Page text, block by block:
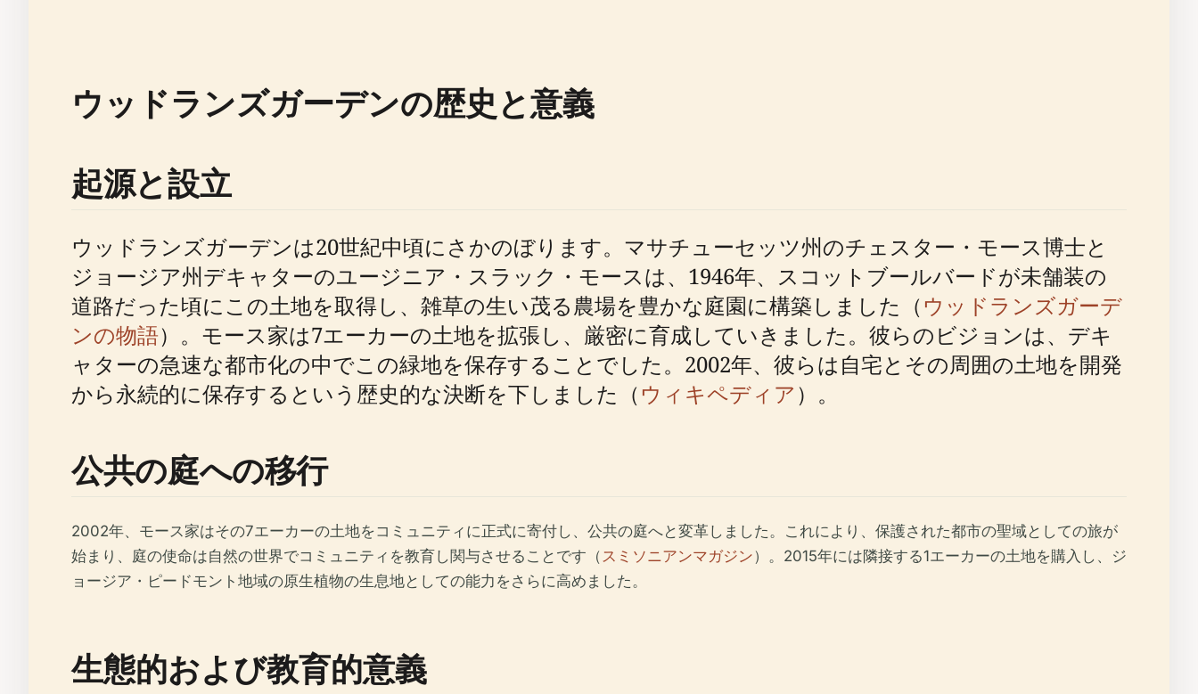
ウッドランズガーデンの歴史と意義
起源と設立
ウッドランズガーデンは20世紀中頃にさかのぼります。マサチューセッツ州のチェスター・モース博士と
ジョージア州デキャターのユージニア・スラック・モースは、1946年、スコットブールバードが未舗装の
道路だった頃にこの土地を取得し、雑草の生い茂る農場を豊かな庭園に構築しました（ウッドランズガーデ
ンの物語）。モース家は7エーカーの土地を拡張し、厳密に育成していきました。彼らのビジョンは、デキ
ャターの急速な都市化の中でこの緑地を保存することでした。2002年、彼らは自宅とその周囲の土地を開発
から永続的に保存するという歴史的な決断を下しました（ウィキペディア）。
公共の庭への移行
2002年、モース家はその7エーカーの土地をコミュニティに正式に寄付し、公共の庭へと変革しました。これにより、保護された都市の聖域としての旅が
始まり、庭の使命は自然の世界でコミュニティを教育し関与させることです（スミソニアンマガジン）。2015年には隣接する1エーカーの土地を購入し、ジ
ョージア・ピードモント地域の原生植物の生息地としての能力をさらに高めました。
生態的および教育的意義